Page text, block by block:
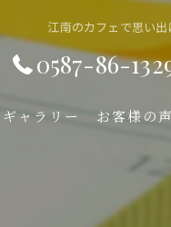
江南のカフェで思い
0587-86-
ギャラリー お客様の声